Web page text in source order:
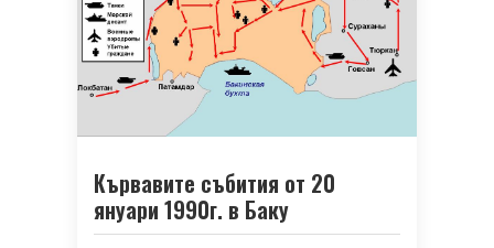
Кървавите събития от 20
януари 1990г. в Баку